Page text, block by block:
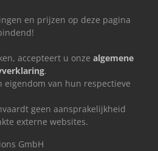
en prijzen op deze pagina
accepteert u onze algemene
.
eigendom van hun respectieve
geen aansprakelijkheid
externe websites.
GmbH